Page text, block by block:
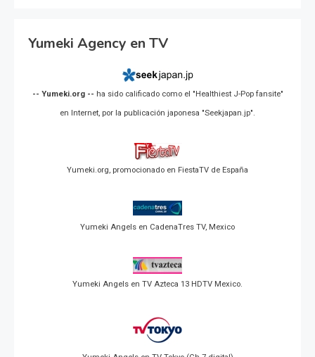
Yumeki Agency en TV
-- Yumeki.org -- ha sido calificado como el "Healthiest J-Pop fansite"
en Internet, por la publicación japonesa "Seekjapan.jp".
Yumeki.org, promocionado en FiestaTV de España
Yumeki Angels en CadenaTres TV, Mexico
Yumeki Angels en TV Azteca 13 HDTV Mexico.